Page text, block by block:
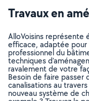
Travaux en
AlloVoisins représente
efficace, adaptée
professionnel du
techniques
ravalement de votre
Besoin de faire passer
canalisations au travers
nouveau système de